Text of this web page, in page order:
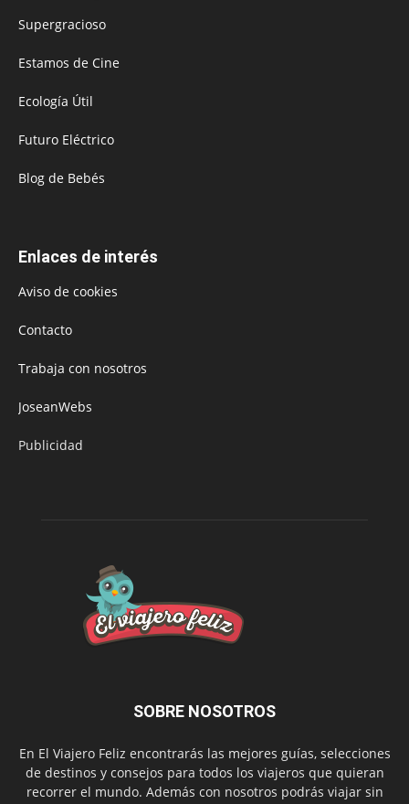
Supergracioso
Estamos de Cine
Ecología Útil
Futuro Eléctrico
Blog de Bebés
Enlaces de interés
Aviso de cookies
Contacto
Trabaja con nosotros
JoseanWebs
Publicidad
SOBRE NOSOTROS
En El Viajero Feliz encontrarás las mejores guías, selecciones
de destinos y consejos para todos los viajeros que quieran
recorrer el mundo. Además con nosotros podrás viajar sin